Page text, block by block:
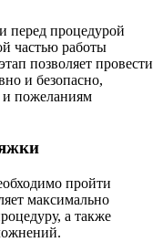
перед процедурой
частью работы
позволяет провести
и безопасно,
и пожеланиям
пройти
максимально
а также